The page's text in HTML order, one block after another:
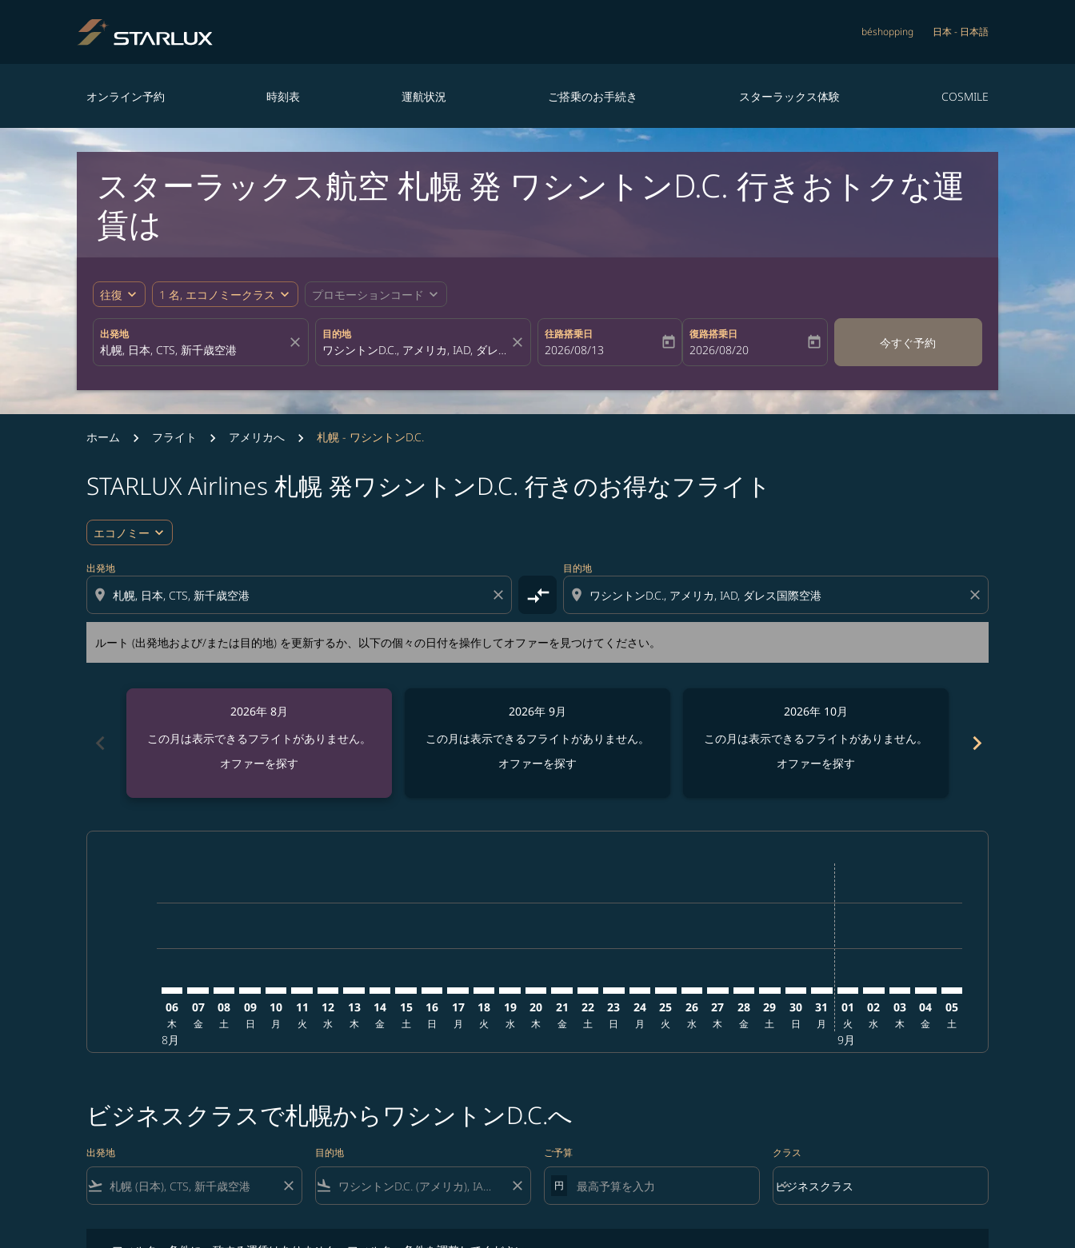
béshopping 日本- 日本語
オンライン予約 時刻表 運航状況 ご搭乗のお手続き スターラックス体験 COSMILE
スターラックス航空 札幌 発 ワシントンD.C. 行きおトクな運
賃は
往復 expand_more 1 名, エコノミークラス expand_more プロモーションコード expand_more
出発地
close
目的地
close
往路搭乗日
fc-booking-departure-date-aria-label
2026/08/13 today
復路搭乗日
fc-booking-return-date-aria-label
2026/08/20 today 今すぐ予約
ホーム フライト アメリカへ 札幌 - ワシントンD.C.
STARLUX Airlines 札幌 発ワシントンD.C. 行きのお得なフライト
エコノミー expand_more
出発地
location_on close compare_arrows
目的地
location_on close
ルート (出発地および/または目的地) を更新するか、以下の個々の日付を操作してオファーを見つけてください。
ルート (出発地および/または目的地) を更新するか、以下の個々の日付を操作してオファーを見つけてください。
chevron_left
2026年 8月
この月は表示できるフライトがありません。
オファーを探す
2026年 9月
この月は表示できるフライトがありません。
オファーを探す
2026年 10月
この月は表示できるフライトがありません。
オファーを探す
chevron_right
06
木
8月
07
金
08
土
09
日
10
月
11
火
12
水
13
木
14
金
15
土
16
日
17
月
18
火
19
水
CTS–IAD: cmp-view-offers-disclaimer. オファーを探す
20
木
CTS–IAD: cmp-view-offers-disclaimer. オファーを探す
21
金
CTS–IAD: cmp-view-offers-disclaimer. オファーを探す
22
土
CTS–IAD: cmp-view-offers-disclaimer. オファーを探す
23
日
CTS–IAD: cmp-view-offers-disclaimer. オファーを探す
24
月
CTS–IAD: cmp-view-offers-disclaimer. オファーを探す
25
火
CTS–IAD: cmp-view-offers-disclaimer. オファーを探す
26
水
CTS–IAD: cmp-view-offers-disclaimer. オファーを探す
27
木
CTS–IAD: cmp-view-offers-disclaimer. オファーを探す
28
金
CTS–IAD: cmp-view-offers-disclaimer. オファーを探す
29
土
CTS–IAD: cmp-view-offers-disclaimer. オファー
30
日
CTS–IAD: cmp-view-offers-disclaimer. オフ
31
月
01
火
9月
02
水
03
木
04
金
05
土
ビジネスクラスで札幌からワシントンD.C.へ
出発地
flight_takeoff close
目的地
flight_land close
ご予算
円
クラス
クラス option ビジネスクラス Selected
ビジネスクラス
keyboard_arrow_down